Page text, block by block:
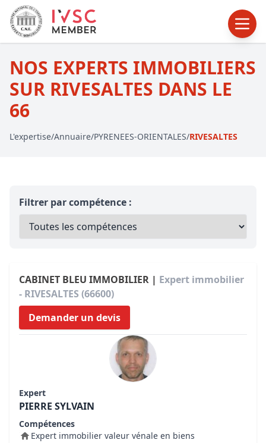
NOS EXPERTS IMMOBILIERS
SUR RIVESALTES DANS LE
66
L'expertise/Annuaire/PYRENEES-ORIENTALES/RIVESALTES
Filtrer par compétence :
CABINET BLEU IMMOBILIER | Expert immobilier
- RIVESALTES (66600)
Demander un devis
Expert
PIERRE SYLVAIN
Compétences
Expert immobilier valeur vénale en biens